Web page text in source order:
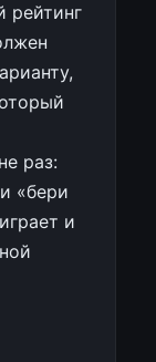
рейтинг
раз:
«бери
и